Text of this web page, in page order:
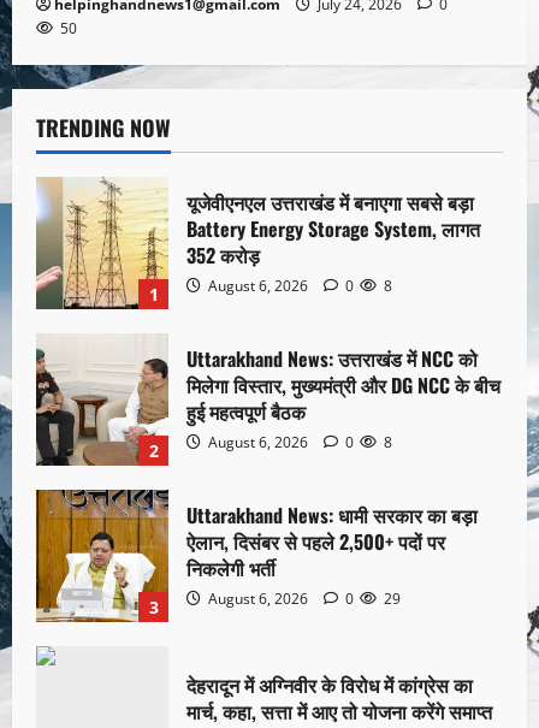
helpinghandnews1@gmail.com July 24, 2026
0
50
TRENDING NOW
1
यूजेवीएनएल उत्तराखंड में बनाएगा सबसे बड़ा
Battery Energy Storage System, लागत
352 करोड़
August 6, 2026 0 8
2
Uttarakhand News: उत्तराखंड में NCC को
मिलेगा विस्तार, मुख्यमंत्री और DG NCC के बीच
हुई महत्वपूर्ण बैठक
August 6, 2026 0 8
3
Uttarakhand News: धामी सरकार का बड़ा
ऐलान, दिसंबर से पहले 2,500+ पदों पर
निकलेगी भर्ती
August 6, 2026 0 29
देहरादून में अग्निवीर के विरोध में कांग्रेस का
मार्च, कहा, सत्ता में आए तो योजना करेंगे समाप्त